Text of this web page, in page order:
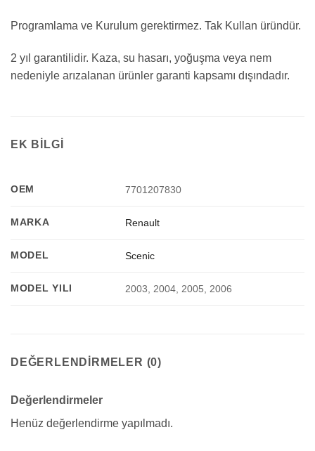
Programlama ve Kurulum gerektirmez. Tak Kullan üründür.
2 yıl garantilidir. Kaza, su hasarı, yoğuşma veya nem
nedeniyle arızalanan ürünler garanti kapsamı dışındadır.
EK BILGI
OEM 7701207830
MARKA Renault
MODEL Scenic
MODEL YILI 2003, 2004, 2005, 2006
DEĞERLENDIRMELER (0)
Değerlendirmeler
Henüz değerlendirme yapılmadı.